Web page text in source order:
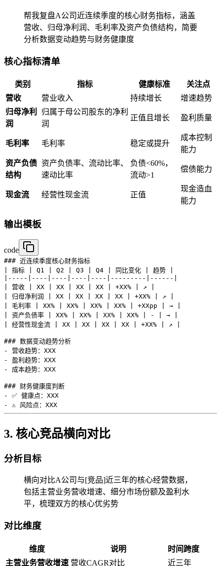
帮我复盘A公司近连续季度的核心财务指标，涵盖
营收、归母净利润、毛利率及资产负债结构，简要
分析数据变动趋势与财务健康度
核心指标清单
类别 指标 健康标准
关注点
营收
营业收入 持续增长
增速趋势
归母净利
润
归属于母公司股东的净利
润
正值且增长 盈利质量
毛利率 毛利率 稳定或提升
成本控制
能力
资产负债
结构
资产负债率、流动比率、
速动比率
负债<60%，
流动>1
偿债能力
现金流 经营性现金流 正值
现金造血
能力
输出模板
code
### 近连续季度核心财务指标
| 指标 | Q1 | Q2 | Q3 | Q4 | 同比变化 | 趋势 |
|-----|----|----|----|----|---------|------|
| 营收 | XX | XX | XX | XX | +XX% | ↗️ |
| 归母净利润 | XX | XX | XX | XX | +XX% | ↗️ |
| 毛利率 | XX% | XX% | XX% | XX% | +XXpp | → |
| 资产负债率 | XX% | XX% | XX% | XX% | - | → |
| 经营性现金流 | XX | XX | XX | XX | +XX% | ↗️ |
### 数据变动趋势分析
- 营收趋势：XXX
- 盈利趋势：XXX
- 成本趋势：XXX
### 财务健康度判断
- ✅ 健康点：XXX
3. 核心竞品横向对比
分析目标
横向对比A公司与[竞品]近三年的核心经营数据，
包括主营业务营收增速、细分市场份额及盈利水
平，梳理双方的核心优劣势
对比维度
维度 说明
时间跨度
主营业务营收增速 营收CAGR对比 近三年